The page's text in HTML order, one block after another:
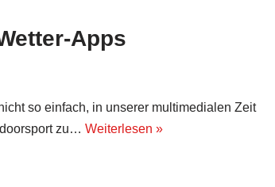
Apps
so einfach, in unserer multimedialen Zeit
zu… Weiterlesen »